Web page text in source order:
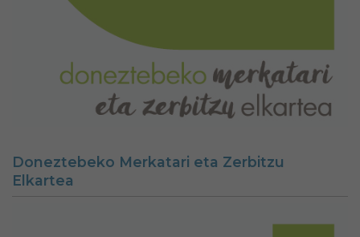
Doneztebeko Merkatari eta Zerbitzu
Elkartea